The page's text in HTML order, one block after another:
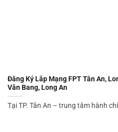
Đăng Ký Lắp Mạng FPT Tân An,
Văn Bang, Long An
Tại TP. Tân An – trung tâm hành